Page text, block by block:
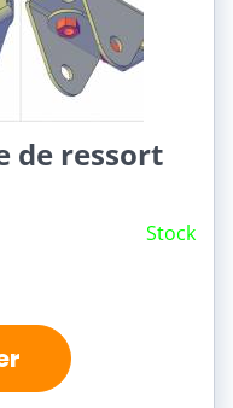
de ressort
Stock